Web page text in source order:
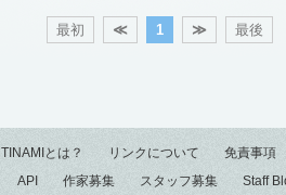
最初 ≪ 1 ≫ 最後
TINAMIとは？ リンクについて
免責事項
API
作家募集 スタッフ募集 Staff